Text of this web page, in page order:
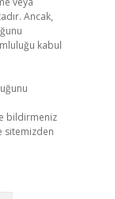
Ancak,
kabul
bildirmeniz
sitemizden